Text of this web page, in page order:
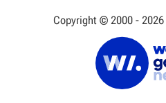
Copyright © 2000 - 2026